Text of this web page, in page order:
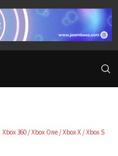
Xbox 360 / Xbox One / Xbox X / Xbox S